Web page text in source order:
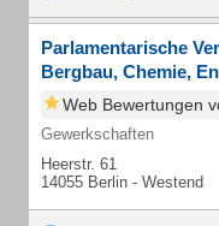
Parlamentarische
Bergbau, Chemie,
Web Bewertungen
Gewerkschaften
Heerstr. 61
14055 Berlin - Westend